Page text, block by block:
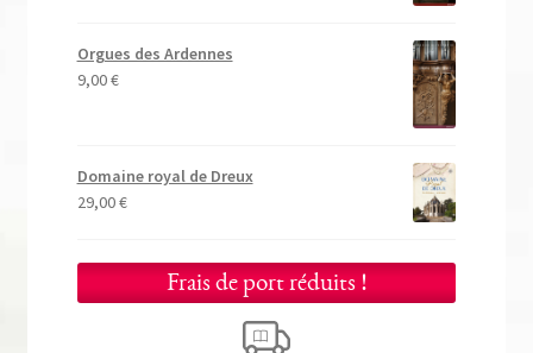
Orgues des Ardennes
9,00€
Domaine royal de Dreux
29,00€
Frais de port réduits !